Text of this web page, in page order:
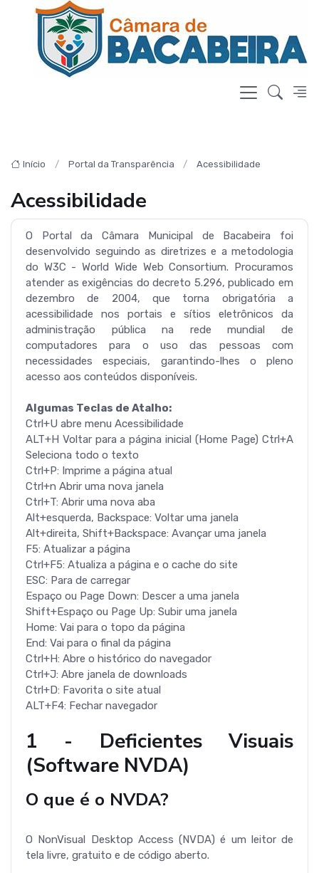
Início Portal da Transparência Acessibilidade
Acessibilidade
O Portal da Câmara Municipal de Bacabeira foi
desenvolvido seguindo as diretrizes e a metodologia
do W3C - World Wide Web Consortium. Procuramos
atender as exigências do decreto 5.296, publicado em
dezembro de 2004, que torna obrigatória a
acessibilidade nos portais e sítios eletrônicos da
administração pública na rede mundial de
computadores para o uso das pessoas com
necessidades especiais, garantindo-lhes o pleno
acesso aos conteúdos disponíveis.
Algumas Teclas de Atalho:
Ctrl+U abre menu Acessibilidade
ALT+H Voltar para a página inicial (Home Page) Ctrl+A
Seleciona todo o texto
Ctrl+P: Imprime a página atual
Ctrl+n Abrir uma nova janela
Ctrl+T: Abrir uma nova aba
Alt+esquerda, Backspace: Voltar uma janela
Alt+direita, Shift+Backspace: Avançar uma janela
F5: Atualizar a página
Ctrl+F5: Atualiza a página e o cache do site
ESC: Para de carregar
Espaço ou Page Down: Descer a uma janela
Shift+Espaço ou Page Up: Subir uma janela
Home: Vai para o topo da página
End: Vai para o final da página
Ctrl+H: Abre o histórico do navegador
Ctrl+J: Abre janela de downloads
Ctrl+D: Favorita o site atual
ALT+F4: Fechar navegador
1 - Deficientes Visuais
(Software NVDA)
O que é o NVDA?
O NonVisual Desktop Access (NVDA) é um leitor de
tela livre, gratuito e de código aberto.